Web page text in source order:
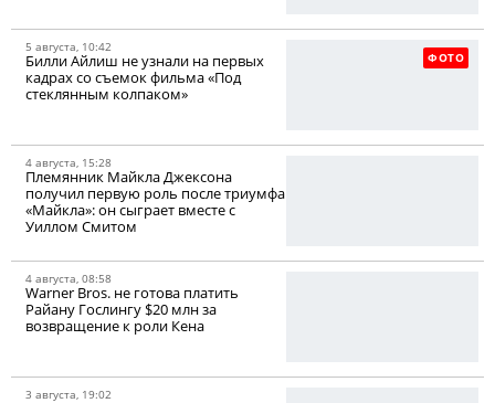
ФОТО
5 августа, 10:42
Билли Айлиш не узнали на первых
кадрах со съемок фильма «Под
стеклянным колпаком»
4 августа, 15:28
Племянник Майкла Джексона
получил первую роль после триумфа
«Майкла»: он сыграет вместе с
Уиллом Смитом
4 августа, 08:58
Warner Bros. не готова платить
Райану Гослингу $20 млн за
возвращение к роли Кена
3 августа, 19:02